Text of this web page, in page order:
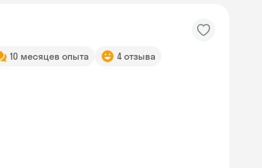
10 месяцев опыта 4 отзыва